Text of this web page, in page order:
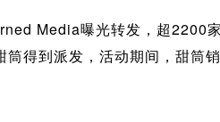
Media曝光转发，超2200
得到派发，活动期间，甜筒销